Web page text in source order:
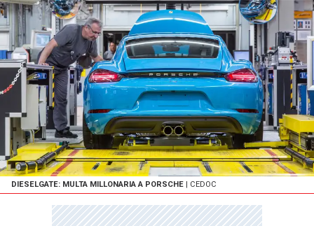
DIESELGATE: MULTA MILLONARIA A PORSCHE | CEDOC